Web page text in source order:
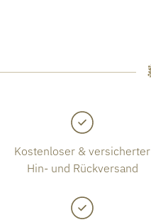
Kostenloser & versicherter
Hin- und Rückversand